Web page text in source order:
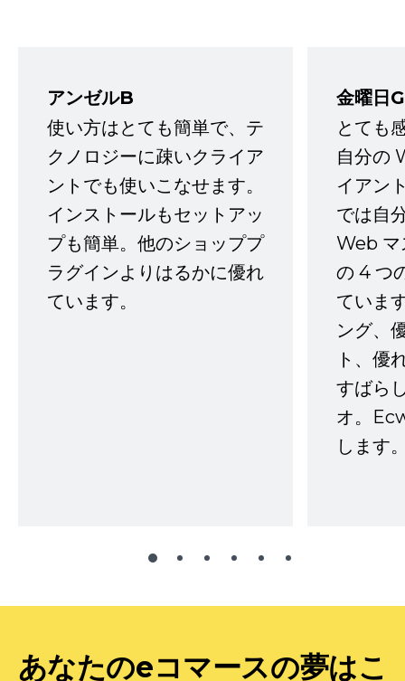
アンゼルB
使い方はとても簡単で、テ
クノロジーに疎いクライア
ントでも使いこなせます。
インストールもセットアッ
プも簡単。他のショッププ
ラグインよりはるかに優れ
ています。
金曜日G
とても
自分の
イアン
では自
Web マ
の 4 つ
ていま
ング、
ト、優
すばら
オ。
します
あなたのeコマースの夢はこ